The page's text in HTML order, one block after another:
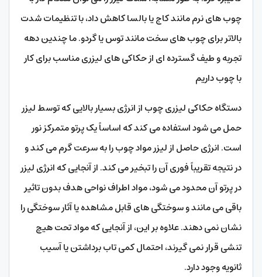
چوب های نرم مانند کاج یا بالسا کاهش داد، با تنظیمات شدت
بالاتر برای چوب های سخت مانند توس یا گردو. ما چندین دهه
تجربه و طیف گسترده ای از حکاکی های لیزری مناسب برای کار
با چوب داریم
دستگاه حکاکی لیزری چوب از انرژی بسیار بالایی که توسط لیزر
حمل می شود استفاده می کند که اساساً یک پرتو متمرکز نور
است. انرژی حاصل از لیزر مواد چوب را به سرعت گرم می کند و
در نتیجه تقریباً فوری آن را تبخیر می کند. از آنجایی که انرژی لیزر
در پرتو آن محدود می شود، مواد اطراف نواحی هدف بدون تاثیر
باقی می مانند و سوختگی های قابل مشاهده یا آثار سوختگی را
نشان نمی دهند. علاوه بر این، از آنجایی که مواد تحت هیچ
تنشی قرار نمی گیرند، احتمال کمی تاب برداشتن یا آسیب
ثانویه وجود دارد.